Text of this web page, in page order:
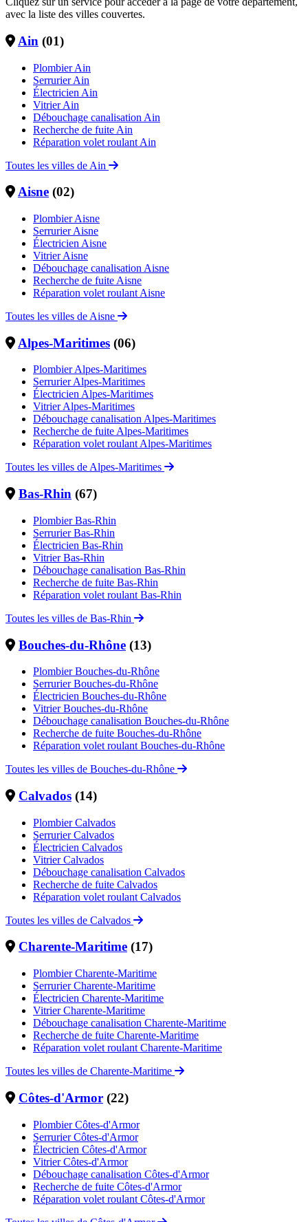
avec la liste des villes couvertes.
Ain (01)
Plombier Ain
Serrurier Ain
Électricien Ain
Vitrier Ain
Débouchage canalisation Ain
Recherche de fuite Ain
Réparation volet roulant Ain
Toutes les villes de Ain
Aisne (02)
Plombier Aisne
Serrurier Aisne
Électricien Aisne
Vitrier Aisne
Débouchage canalisation Aisne
Recherche de fuite Aisne
Réparation volet roulant Aisne
Toutes les villes de Aisne
Alpes-Maritimes (06)
Plombier Alpes-Maritimes
Serrurier Alpes-Maritimes
Électricien Alpes-Maritimes
Vitrier Alpes-Maritimes
Débouchage canalisation Alpes-Maritimes
Recherche de fuite Alpes-Maritimes
Réparation volet roulant Alpes-Maritimes
Toutes les villes de Alpes-Maritimes
Bas-Rhin (67)
Plombier Bas-Rhin
Serrurier Bas-Rhin
Électricien Bas-Rhin
Vitrier Bas-Rhin
Débouchage canalisation Bas-Rhin
Recherche de fuite Bas-Rhin
Réparation volet roulant Bas-Rhin
Toutes les villes de Bas-Rhin
Bouches-du-Rhône (13)
Plombier Bouches-du-Rhône
Serrurier Bouches-du-Rhône
Électricien Bouches-du-Rhône
Vitrier Bouches-du-Rhône
Débouchage canalisation Bouches-du-Rhône
Recherche de fuite Bouches-du-Rhône
Réparation volet roulant Bouches-du-Rhône
Toutes les villes de Bouches-du-Rhône
Calvados (14)
Plombier Calvados
Serrurier Calvados
Électricien Calvados
Vitrier Calvados
Débouchage canalisation Calvados
Recherche de fuite Calvados
Réparation volet roulant Calvados
Toutes les villes de Calvados
Charente-Maritime (17)
Plombier Charente-Maritime
Serrurier Charente-Maritime
Électricien Charente-Maritime
Vitrier Charente-Maritime
Débouchage canalisation Charente-Maritime
Recherche de fuite Charente-Maritime
Réparation volet roulant Charente-Maritime
Toutes les villes de Charente-Maritime
Côtes-d'Armor (22)
Plombier Côtes-d'Armor
Serrurier Côtes-d'Armor
Électricien Côtes-d'Armor
Vitrier Côtes-d'Armor
Débouchage canalisation Côtes-d'Armor
Recherche de fuite Côtes-d'Armor
Réparation volet roulant Côtes-d'Armor